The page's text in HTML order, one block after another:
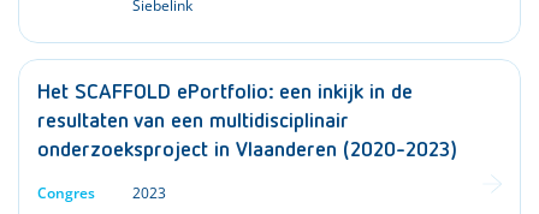
Siebelink
Het SCAFFOLD ePortfolio: een inkijk in de
resultaten van een multidisciplinair
onderzoeksproject in Vlaanderen (2020-2023)
Congres
2023